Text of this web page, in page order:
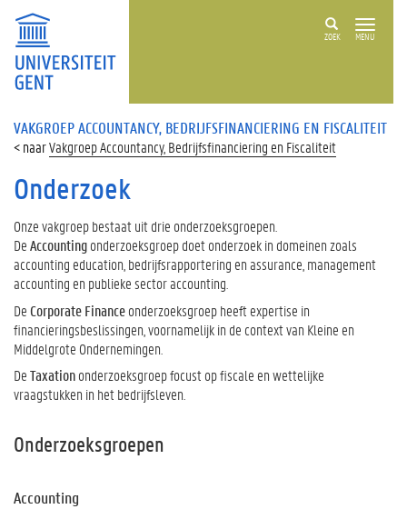
ZOEK MENU
VAKGROEP ACCOUNTANCY, BEDRIJFSFINANCIERING EN FISCALITEIT
Vakgroep Accountancy, Bedrijfsfinanciering en Fiscaliteit
Onderzoek
Onze vakgroep bestaat uit drie onderzoeksgroepen.
DeAccountingonderzoeksgroep doet onderzoek in domeinen zoals
accounting education, bedrijfsrapportering en assurance, management
accounting en publieke sector accounting.
DeCorporate Financeonderzoeksgroep heeft expertise in
financieringsbeslissingen, voornamelijk in de context van Kleine en
Middelgrote Ondernemingen.
DeTaxationonderzoeksgroep focust op fiscale en wettelijke
vraagstukken in het bedrijfsleven.
Onderzoeksgroepen
Accounting